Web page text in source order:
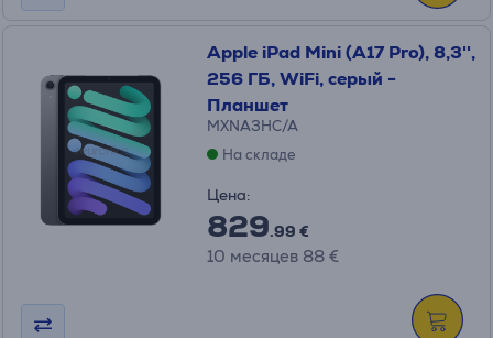
Apple iPad Mini (A17 Pro), 8,3'',
256 ГБ, WiFi, серый -
Планшет
MXNA3HC/A
На складе
Цена:
829.99 €
10 месяцев 88 €